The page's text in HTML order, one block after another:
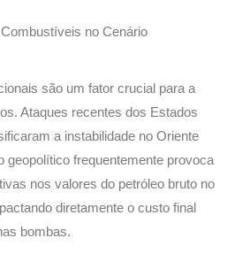
no Cenário
são um fator crucial para a
Ataques recentes dos Estados
a instabilidade no Oriente
geopolítico frequentemente provoca
nos valores do petróleo bruto no
diretamente o custo final
bombas.